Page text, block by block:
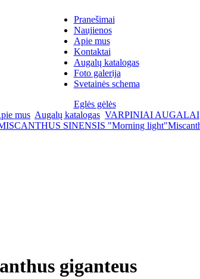
Pranešimai
Naujienos
Apie mus
Kontaktai
Augalų katalogas
Foto galerija
Svetainės schema
Eglės gėlės
mus Augalų katalogas VARPINIAI AUGALAI
SINENSIS "Morning light"
giganteus